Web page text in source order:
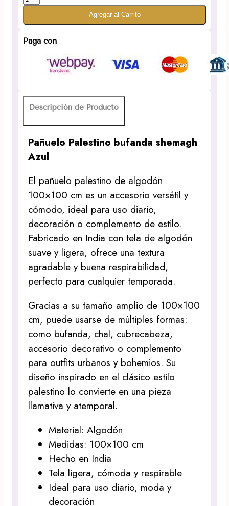
Palestino
Azul
Agregar al Carrito
Paga con
Descripción de Producto
Pañuelo Palestino bufanda shemagh
Azul
El pañuelo palestino de algodón
100×100 cm es un accesorio versátil y
cómodo, ideal para uso diario,
decoración o complemento de estilo.
Fabricado en India con tela de algodón
suave y ligera, ofrece una textura
agradable y buena respirabilidad,
perfecto para cualquier temporada.
Gracias a su tamaño amplio de 100×100
cm, puede usarse de múltiples formas:
como bufanda, chal, cubrecabeza,
accesorio decorativo o complemento
para outfits urbanos y bohemios. Su
diseño inspirado en el clásico estilo
palestino lo convierte en una pieza
llamativa y atemporal.
Material: Algodón
Medidas: 100×100 cm
Hecho en India
Tela ligera, cómoda y respirable
Ideal para uso diario, moda y
decoración